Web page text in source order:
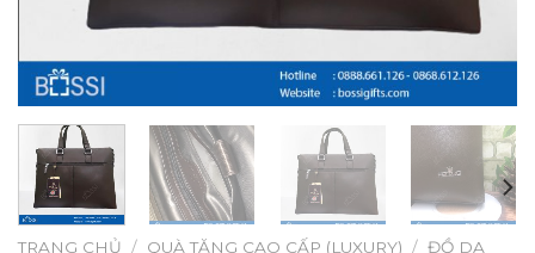
TRANG CHỦ / QUÀ TẶNG CAO CẤP (LUXURY) / ĐỒ DA